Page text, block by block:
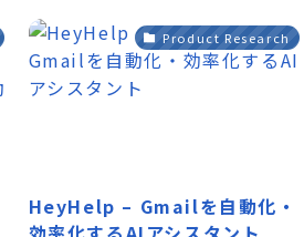
Product Research
HeyHelp – Gmailを自動化・